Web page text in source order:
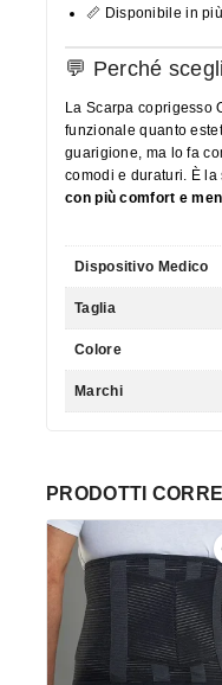
📏 Disponibile in
💬 Perché
La Scarpa coprigesso
funzionale quanto
guarigione, ma lo fa
comodi e duraturi. È
con più comfort e
Dispositivo Medico
Taglia
Colore
Marchi
PRODOTTI